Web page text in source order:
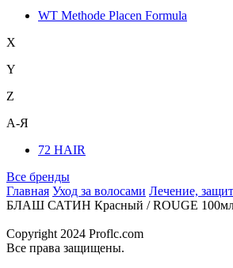
WT Methode Placen Formula
X
Y
Z
А-Я
72 HAIR
Все бренды
Главная Уход за волосами Лечение,
БЛАШ САТИН Красный / ROUGE
Copyright 2024 Proflc.com
Все права защищены.